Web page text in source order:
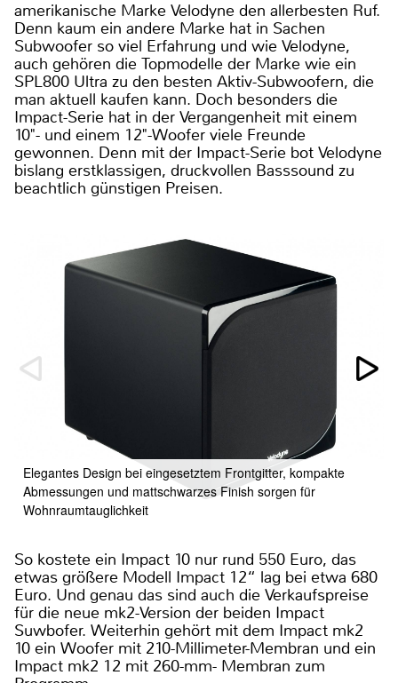
amerikanische Marke Velodyne den allerbesten Ruf.
Denn kaum ein andere Marke hat in Sachen
Subwoofer so viel Erfahrung und wie Velodyne,
auch gehören die Topmodelle der Marke wie ein
SPL800 Ultra zu den besten Aktiv-Subwoofern, die
man aktuell kaufen kann. Doch besonders die
Impact-Serie hat in der Vergangenheit mit einem
10"- und einem 12"-Woofer viele Freunde
gewonnen. Denn mit der Impact-Serie bot Velodyne
bislang erstklassigen, druckvollen Basssound zu
beachtlich günstigen Preisen.
Elegantes Design bei eingesetztem Frontgitter, kompakte
Abmessungen und mattschwarzes Finish sorgen für
Wohnraumtauglichkeit
So kostete ein Impact 10 nur rund 550 Euro, das
etwas größere Modell Impact 12“ lag bei etwa 680
Euro. Und genau das sind auch die Verkaufspreise
für die neue mk2-Version der beiden Impact
Suwbofer. Weiterhin gehört mit dem Impact mk2
10 ein Woofer mit 210-Millimeter-Membran und ein
Impact mk2 12 mit 260-mm- Membran zum